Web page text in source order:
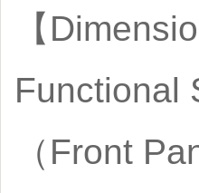
【
Functional
（